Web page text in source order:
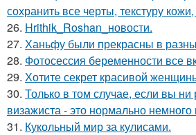
сохранить все черты, текстуру
26. Hrithik_Roshan_новости.
27. Ханьфу были прекрасны в
28. Фотосессия беременности все
29. Хотите секрет красивой
30. Только в том случае, если вы ни
визажиста - это нормально
31. Кукольный мир за кулисами.